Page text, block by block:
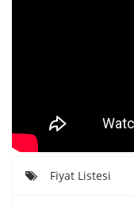
Fiyat Listesi